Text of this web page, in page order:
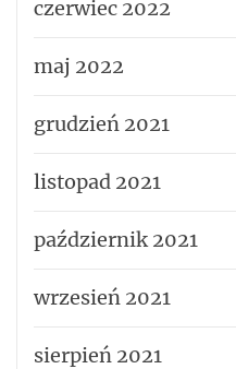
czerwiec 2022
maj 2022
grudzień 2021
listopad 2021
październik 2021
wrzesień 2021
sierpień 2021